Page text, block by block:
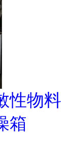
性物料
箱